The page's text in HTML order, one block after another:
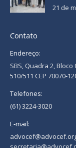
21 de
Contato
Endereço:
SBS, Quadra 2, Bloco
510/511 CEP 70070-
Telefones:
(61) 3224-3020
E-mail: